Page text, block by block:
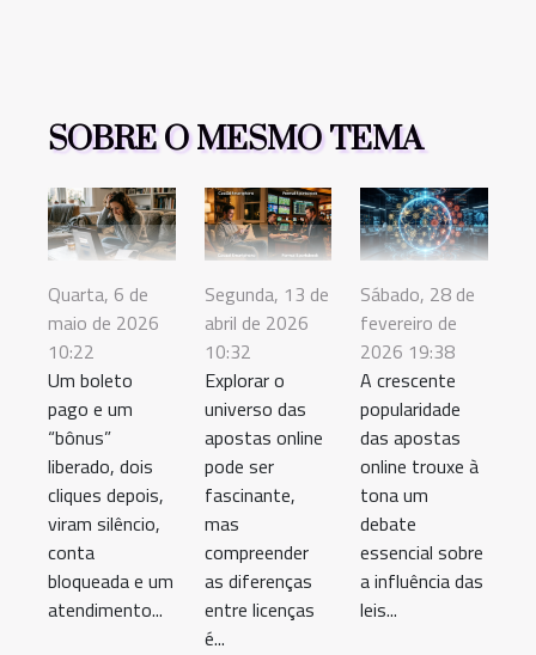
SOBRE O MESMO TEMA
Quarta, 6 de
maio de 2026
10:22
Um boleto
pago e um
“bônus”
liberado, dois
cliques depois,
viram silêncio,
conta
bloqueada e um
atendimento...
Segunda, 13 de
abril de 2026
10:32
Explorar o
universo das
apostas online
pode ser
fascinante,
mas
compreender
as diferenças
entre licenças
é...
Sábado, 28 de
fevereiro de
2026 19:38
A crescente
popularidade
das apostas
online trouxe à
tona um
debate
essencial sobre
a influência das
leis...